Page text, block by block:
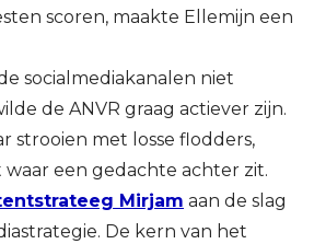
scoren, maakte Ellemijn een
socialmediakanalen niet
de ANVR graag actiever zijn.
strooien met losse flodders,
een gedachte achter zit.
Mirjam aan de slag
De kern van het